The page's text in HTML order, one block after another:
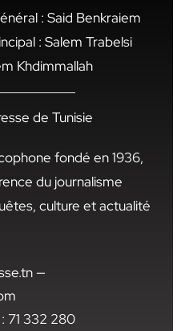
: Said Benkraiem
: Salem Trabelsi
Khdimmallah
de Tunisie
fondé en 1936,
du journalisme
culture et actualité
—
: 71 332 280